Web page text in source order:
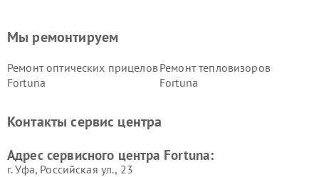
Мы ремонтируем
Ремонт оптических прицелов
Fortuna
Ремонт тепловизоров
Fortuna
Контакты сервис центра
Адрес сервисного центра Fortuna:
г. Уфа, Российская ул., 23